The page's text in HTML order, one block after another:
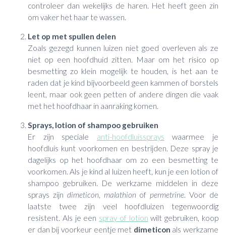
controleer dan wekelijks de haren. Het heeft geen zin
om vaker het haar te wassen.
Let op met spullen delen
Zoals gezegd kunnen luizen niet goed overleven als ze
niet op een hoofdhuid zitten. Maar om het risico op
besmetting zo klein mogelijk te houden, is het aan te
raden dat je kind bijvoorbeeld geen kammen of borstels
leent, maar ook geen petten of andere dingen die vaak
met het hoofdhaar in aanraking komen.
Sprays, lotion of shampoo gebruiken
Er zijn speciale anti-hoofdluissprays waarmee je
hoofdluis kunt voorkomen en bestrijden. Deze spray je
dagelijks op het hoofdhaar om zo een besmetting te
voorkomen. Als je kind al luizen heeft, kun je een lotion of
shampoo gebruiken. De werkzame middelen in deze
sprays zijn dimeticon, malathion of permetrine. Voor de
laatste twee zijn veel hoofdluizen tegenwoordig
resistent. Als je een spray of lotion wilt gebruiken, koop
er dan bij voorkeur eentje met dimeticon als werkzame